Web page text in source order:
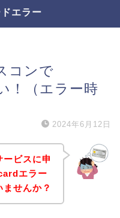
エラー
コンで
！（エラー時
2024年6月12日
ビスに申
エラー
せんか？